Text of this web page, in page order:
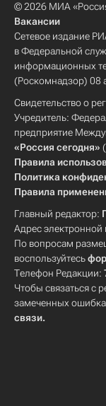
© 2026 МИА
Вакансии
Сетевое издание
в Федеральной
информационных
(Роскомнадзор) 08
Свидетельство о
Учредитель:
предприятие
«Россия сегодня»
Правила
Политика
Правила
Главный редактор:
Адрес электронной
По вопросам
воспользуйтесь
Телефон Редакции:
Чтобы связаться с
замеченных
связи.